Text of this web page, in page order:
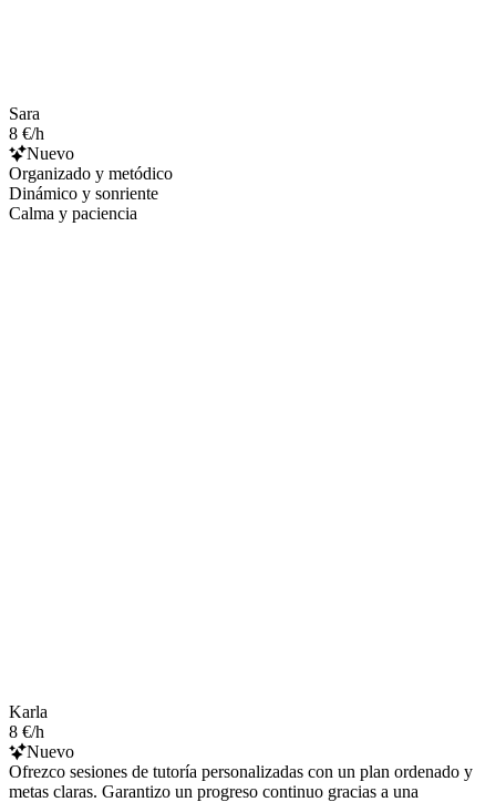
Sara
8 €/h
Nuevo
Organizado y metódico
Dinámico y sonriente
Calma y paciencia
Karla
8 €/h
Nuevo
Ofrezco sesiones de tutoría personalizadas con un plan ordenado y
metas claras. Garantizo un progreso continuo gracias a una